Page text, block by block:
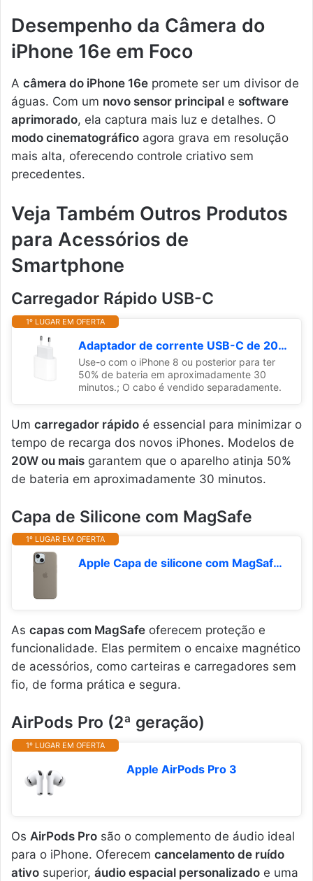
Desempenho da Câmera do
iPhone 16e em Foco
A câmera do iPhone 16e promete ser um divisor de
águas. Com um novo sensor principal e software
aprimorado, ela captura mais luz e detalhes. O
modo cinematográfico agora grava em resolução
mais alta, oferecendo controle criativo sem
precedentes.
Veja Também Outros Produtos
para Acessórios de
Smartphone
Carregador Rápido USB-C
1º LUGAR EM OFERTA
Adaptador de corrente USB-C de 20 W
Use-o com o iPhone 8 ou posterior para ter
50% de bateria em aproximadamente 30
minutos.; O cabo é vendido separadamente.
Um carregador rápido é essencial para minimizar o
tempo de recarga dos novos iPhones. Modelos de
20W ou mais garantem que o aparelho atinja 50%
de bateria em aproximadamente 30 minutos.
Capa de Silicone com MagSafe
1º LUGAR EM OFERTA
Apple Capa de silicone com MagSafe para iPhone 15 – Argila ​​​​​​​
As capas com MagSafe oferecem proteção e
funcionalidade. Elas permitem o encaixe magnético
de acessórios, como carteiras e carregadores sem
fio, de forma prática e segura.
AirPods Pro (2ª geração)
1º LUGAR EM OFERTA
Apple AirPods Pro 3 ​​​​​​​
Os AirPods Pro são o complemento de áudio ideal
para o iPhone. Oferecem cancelamento de ruído
ativo superior, áudio espacial personalizado e uma